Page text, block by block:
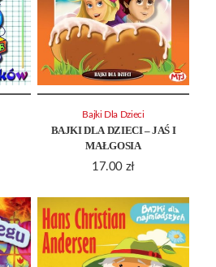
BAJKI DLA DZIECI – JAŚ I
MAŁGOSIA
17.00 zł
Bajki Dla Dzieci